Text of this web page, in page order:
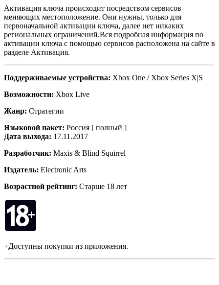
Активация ключа происходит посредством сервисов
меняющих местоположение. Они нужны, только для
первоначальной активации ключа, далее нет никаких
региональных ограничений.Вся подробная информация по
активации ключа с помощью сервисов расположена на сайте в
разделе Активация.
Поддерживаемые устройства: Xbox One / Xbox Series X|S
Возможности: Xbox Live
Жанр: Стратегии
Языковой пакет: Россия [ полный ]
Дата выхода: 17.11.2017
Разработчик: Maxis & Blind Squirrel
Издатель: Electronic Arts
Возрастной рейтинг: Старше 18 лет
+Доступны покупки из приложения.